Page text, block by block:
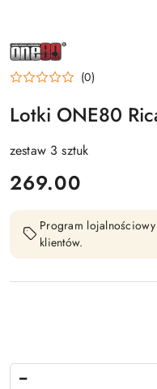
NAZWA
PRODUCENTA:
ONE80
(0)
Lotki ONE80
zestaw 3 sztuk
cena:
269.00
Program
klientów.